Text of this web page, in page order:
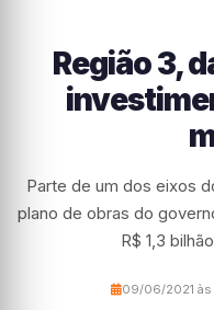
Região 3,
Parte de um dos eixos
plano de obras do
R$ 1,3
09/06/2021 às